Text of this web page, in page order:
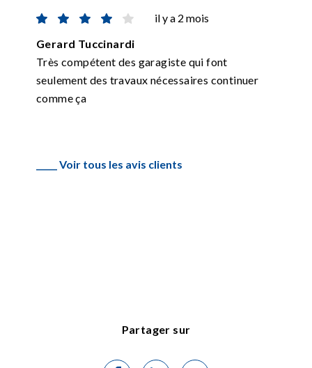
il y a 2 mois
Gerard Tuccinardi
Très compétent des garagiste qui font
seulement des travaux nécessaires continuer
comme ça
_____ Voir tous les avis clients
Partager sur